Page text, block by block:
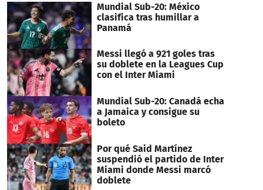
Mundial Sub-20: México
clasifica tras humillar a
Panamá
Messi llegó a 921 goles tras
su doblete en la Leagues Cup
con el Inter Miami
Mundial Sub-20: Canadá echa
a Jamaica y consigue su
boleto
Por qué Said Martínez
suspendió el partido de Inter
Miami donde Messi marcó
doblete